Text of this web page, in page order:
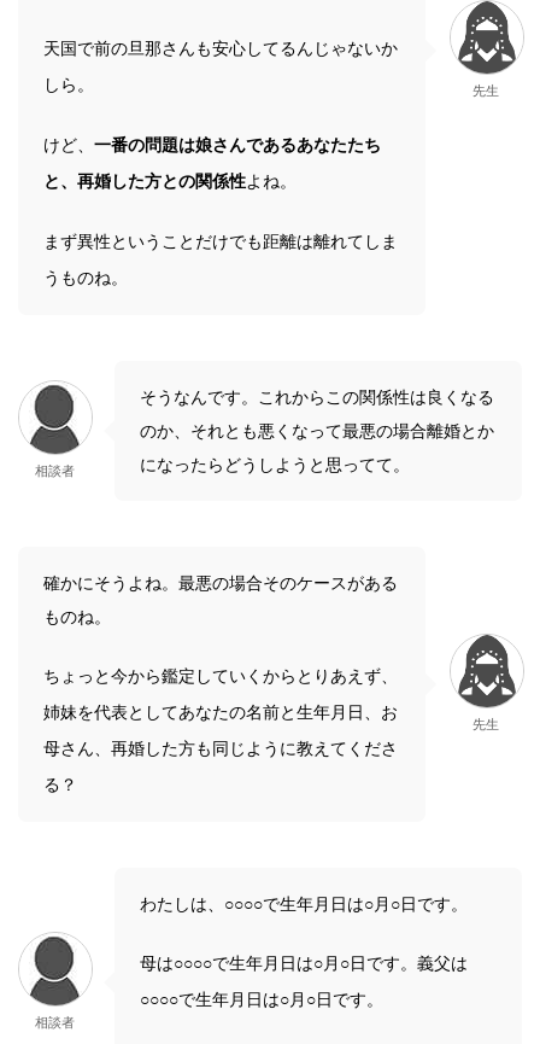
天国で前の旦那さんも安心してるんじゃないか
しら。
けど、 一番の問題は娘さんであるあなたたち
と、再婚した方との関係性よね。
まず異性ということだけでも距離は離れてしま
うものね。
先生
相談者
そうなんです。これからこの関係性は良くなる
のか、それとも悪くなって最悪の場合離婚とか
になったらどうしようと思ってて。
確かにそうよね。最悪の場合そのケースがある
ものね。
ちょっと今から鑑定していくからとりあえず、
姉妹を代表としてあなたの名前と生年月日、お
母さん、再婚した方も同じように教えてくださ
る？
先生
相談者
わたしは、○○○○で生年月日は○月○日です。
母は○○○○で生年月日は○月○日です。義父は
○○○○で生年月日は○月○日です。